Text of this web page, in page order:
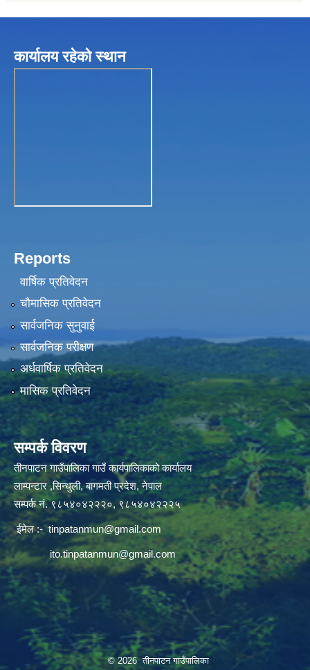
कार्यालय रहेकाे स्थान
Reports
वार्षिक प्रतिवेदन
चौमासिक प्रतिवेदन
सार्वजनिक सुनुवाई
सार्वजनिक परीक्षण
अर्धवार्षिक प्रतिवेदन
मासिक प्रतिवेदन
सम्पर्क विवरण
तीनपाटन गाउँपालिका गाउँ कार्यपालिकाको कार्यालय
लाम्पन्टार ,सिन्धुली, बागमती प्रदेश, नेपाल
सम्पर्क नं. ९८५४०४२२२०, ९८५४०४२२२५
ईमेल :-tinpatanmun@gmail.com
ito.tinpatanmun@gmail.com
© 2026 तीनपाटन गाउँपालिका